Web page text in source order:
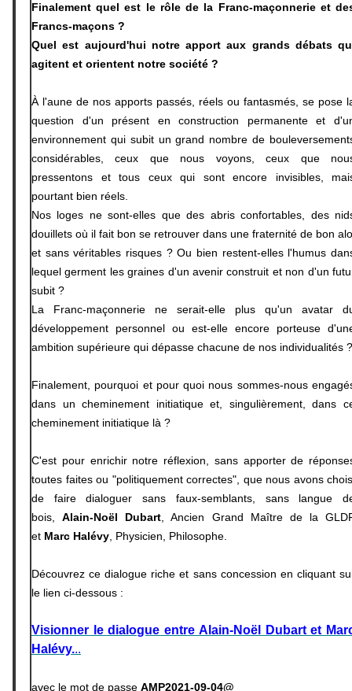
Finalement quel est le rôle de la Franc-maçonnerie et
Francs-maçons ?
Quel est aujourd'hui notre apport aux grands débats
agitent et orientent notre société ?
À l'aune de nos apports passés, réels ou fantasmés, se pose
question d'un présent en construction permanente et
environnement qui subit un grand nombre de
considérables, ceux que nous voyons, ceux que
pressentons et tous ceux qui sont encore invisibles,
pourtant bien réels.
Nos loges ne sont-elles que des abris confortables, des
douillets où il fait bon se retrouver dans une fraternité de bon
et sans véritables risques ? Ou bien restent-elles l'humus
lequel germent les graines d'un avenir construit et non d'un
subit ?
La Franc-maçonnerie ne serait-elle plus qu'un avatar
développement personnel ou est-elle encore porteuse
ambition supérieure qui dépasse chacune de nos individualités ?
Finalement, pourquoi et pour quoi nous sommes-nous
dans un cheminement initiatique et, singulièrement, dans
cheminement initiatique là ?
C'est pour enrichir notre réflexion, sans apporter de
toutes faites ou "politiquement correctes", que nous avons
de faire dialoguer sans faux-semblants, sans langue
bois,
Alain-Noël Dubart , Ancien Grand Maître de la
et Marc Halévy , Physicien, Philosophe.
Découvrez ce dialogue riche et sans concession en cliquant
le lien ci-dessous :
Visionner le dialogue entre Alain-Noël Dubart et
Halévy...
avec le mot de passe AMP2021-09-04@